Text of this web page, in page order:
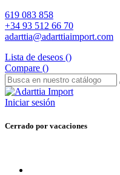
619 083 858
+34 93 512 66 70
adarttia@adarttiaimport.com
Lista de deseos ()
Compare ()
Iniciar sesión
Cerrado por vacaciones